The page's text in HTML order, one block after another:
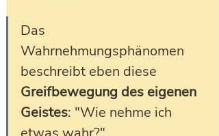
Das
Wahrnehmungsphänomen
beschreibt eben diese
Greifbewegung des eigenen
Geistes: "Wie nehme ich